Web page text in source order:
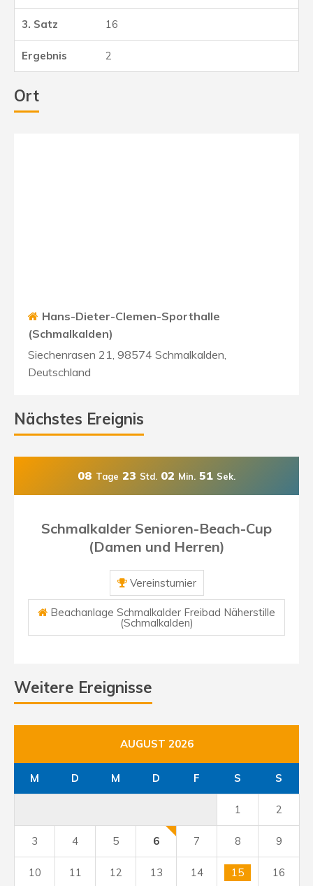
16
2
Ort
Hans-Dieter-Clemen-Sporthalle
(Schmalkalden)
Siechenrasen 21, 98574 Schmalkalden,
Deutschland
Nächstes Ereignis
08 Tage 23 Std. 02 Min. 49 Sek.
Schmalkalder Senioren-Beach-Cup
(Damen und Herren)
Vereinsturnier
Beachanlage Schmalkalder Freibad Näherstille
(Schmalkalden)
Weitere Ereignisse
AUGUST 2026
M D M D F S S
1 2
3 4 5 6 7 8 9
10 11 12 13 14 15 16